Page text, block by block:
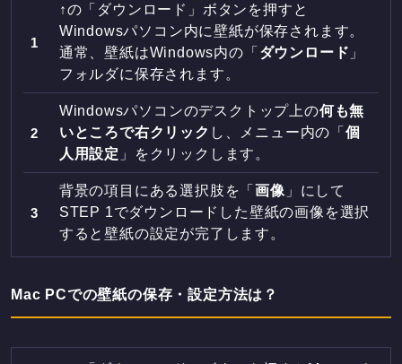
↑の「ダウンロード」ボタンを押すと
Windowsパソコン内に壁紙が保存されます。
通常、壁紙はWindows内の「 ダウンロード 」
フォルダに保存されます。
Windowsパソコンのデスクトップ上の何も無
いところで右クリック し、メニュー内の「 個
人用設定 」をクリックします。
背景の項目にある選択肢を「画像 」にして
STEP 1でダウンロードした壁紙の画像を選択
すると壁紙の設定が完了します。
Mac PCでの壁紙の保存・設定方法は？